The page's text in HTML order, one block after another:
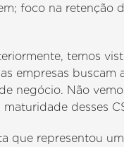
foco na retenção
temos
empresas
negócio. Não
desses
que representou